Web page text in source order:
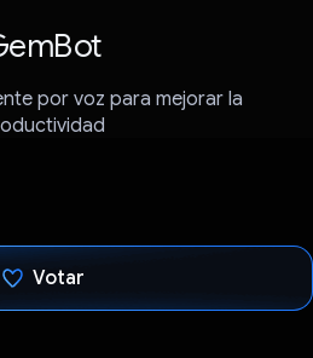
por voz para mejorar la
Votar